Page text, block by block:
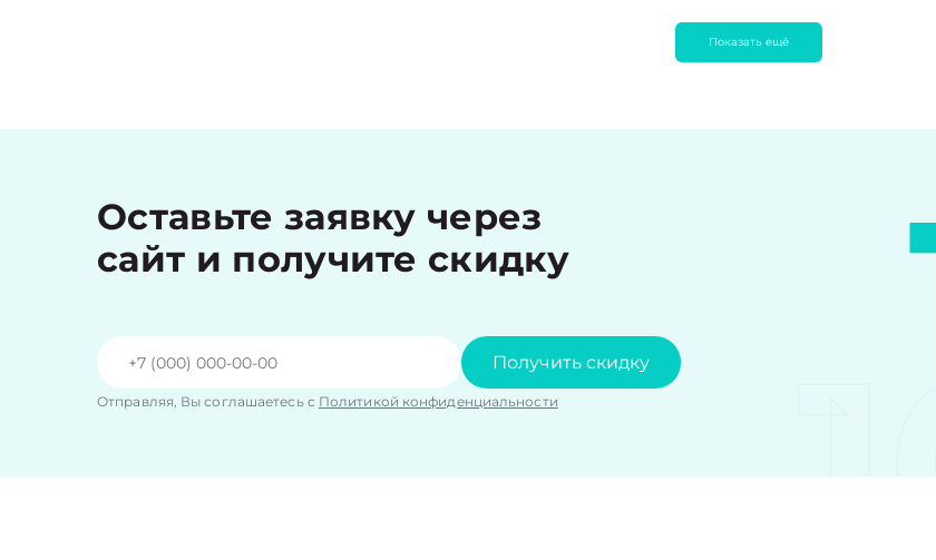
Показать ещё
Оставьте заявку через
сайт и получите скидку
Получить скидку
Отправляя, Вы соглашаетесь с Политикой конфиденциальности